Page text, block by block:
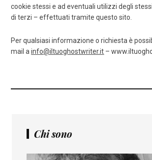
cookie stessi e ad eventuali utilizzi degli
di terzi – effettuati tramite questo sito.
Per qualsiasi informazione o richiesta è
mail ainfo@iltuoghostwriter.it –
Chi sono